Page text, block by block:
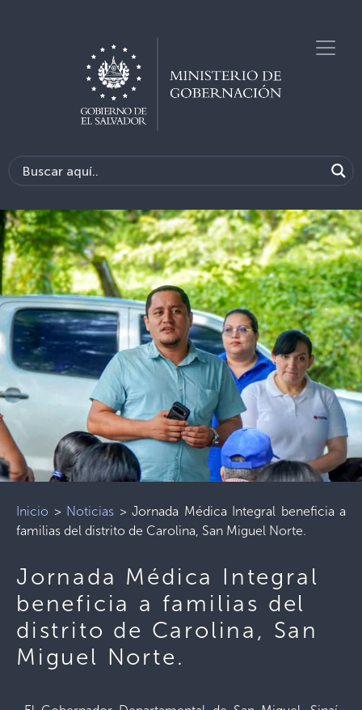
Inicio > Noticias > Jornada Médica Integral beneficia a
familias del distrito de Carolina, San Miguel Norte.
Jornada Médica Integral
beneficia a familias del
distrito de Carolina, San
Miguel Norte.